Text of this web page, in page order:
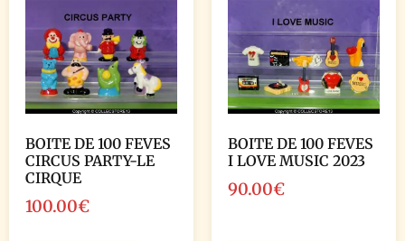
BOITE DE 100 FEVES
CIRCUS PARTY-LE
CIRQUE
100.00€
BOITE DE 100 FEVES
I LOVE MUSIC 2023
90.00€